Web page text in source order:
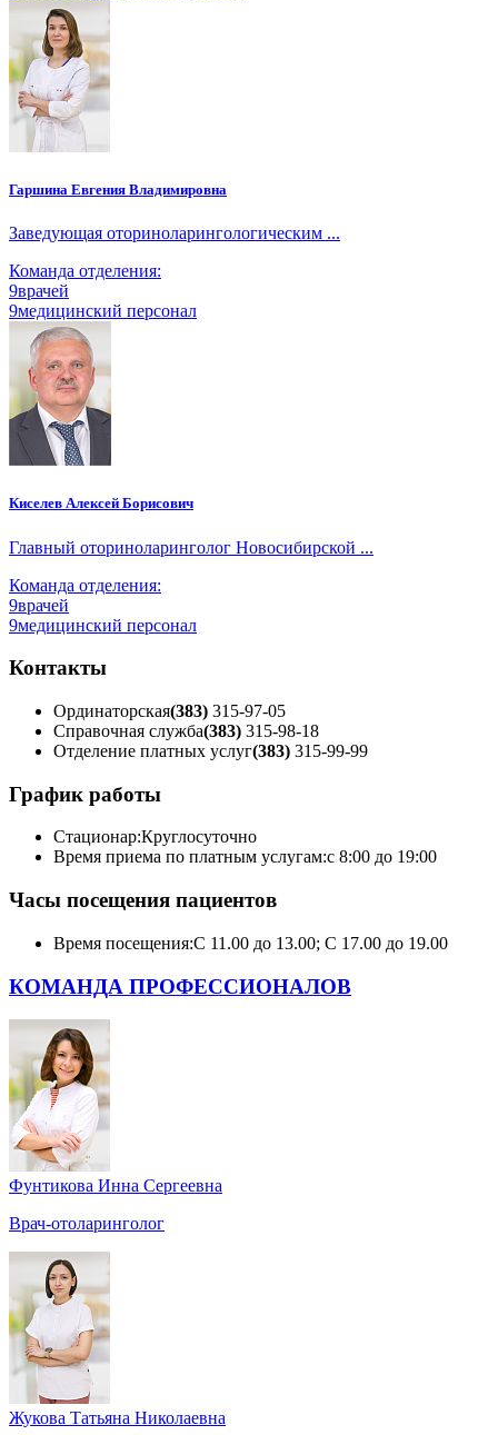
Гаршина Евгения Владимировна
Заведующая оториноларингологическим ...
Команда отделения:
9врачей
9медицинский персонал
Киселев Алексей Борисович
Главный оториноларинголог Новосибирской ...
Команда отделения:
9врачей
9медицинский персонал
Контакты
Ординаторская(383) 315-97-05
Справочная служба(383) 315-98-18
Отделение платных услуг(383) 315-99-99
График работы
Стационар:Круглосуточно
Время приема по платным услугам:с 8:00 до 19:00
Часы посещения пациентов
Время посещения:С 11.00 до 13.00; С 17.00 до 19.00
КОМАНДА ПРОФЕССИОНАЛОВ
Фунтикова Инна Сергеевна
Врач-отоларинголог
Жукова Татьяна Николаевна